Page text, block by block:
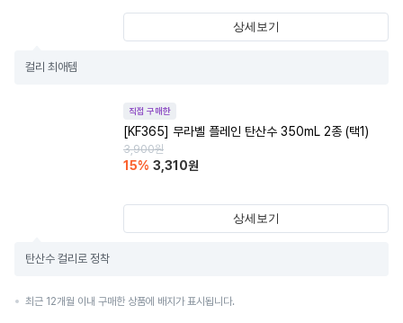
상세보기
컬리 최애템
직접 구매한
[KF365] 무라벨 플레인 탄산수 350mL 2종 (택1)
3,900원
15% 3,310원
상세보기
탄산수 컬리로 정착
최근 12개월 이내 구매한 상품에 배지가 표시됩니다.